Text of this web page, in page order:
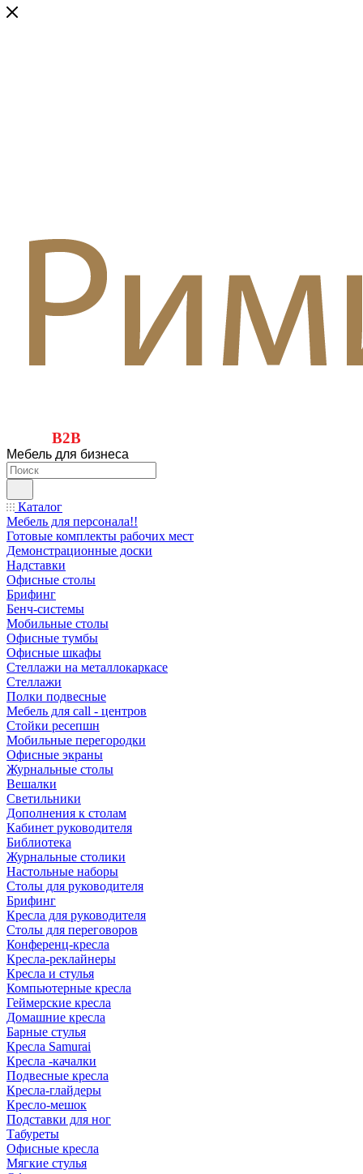
B2B
Мебель для бизнеса
Каталог
Мебель для персонала!!
Готовые комплекты рабочих мест
Демонстрационные доски
Надставки
Офисные столы
Брифинг
Бенч-системы
Мобильные столы
Офисные тумбы
Офисные шкафы
Стеллажи на металлокаркасе
Стеллажи
Полки подвесные
Мебель для call - центров
Стойки ресепшн
Мобильные перегородки
Офисные экраны
Журнальные столы
Вешалки
Светильники
Дополнения к столам
Кабинет руководителя
Библиотека
Журнальные столики
Настольные наборы
Столы для руководителя
Брифинг
Кресла для руководителя
Столы для переговоров
Конференц-кресла
Кресла-реклайнеры
Кресла и стулья
Компьютерные кресла
Геймерские кресла
Домашние кресла
Барные стулья
Кресла Samurai
Кресла -качалки
Подвесные кресла
Кресла-глайдеры
Кресло-мешок
Подставки для ног
Табуреты
Офисные кресла
Мягкие стулья